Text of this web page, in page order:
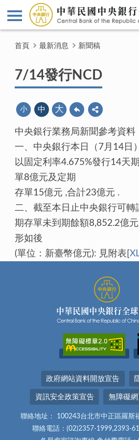
首頁 最新消息 新聞稿
7/14發行NCD
小 中 大
中央銀行業務局新聞參考資料
一、中央銀行本日（7月14日
以固定利率4.675%發行14天
單8億元及定期
存單15億元 ,合計23億元 .
二、截至本日止中央銀行可轉
期存單未到期餘額8,852.2億
形如後
(單位：新臺幣億元): 見附表[
政府網站資料開放宣告
資訊安全政策宣告 無障礙
聯絡地址： 100243台北市中正區羅斯
聯絡電話：(02)2357-1999,2393-